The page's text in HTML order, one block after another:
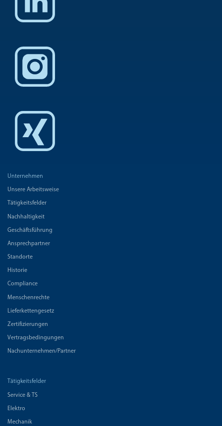
Unternehmen
Unsere Arbeitsweise
Tätigkeitsfelder
Nachhaltigkeit
Geschäftsführung
Ansprechpartner
Standorte
Historie
Compliance
Menschenrechte
Lieferkettengesetz
Zertifizierungen
Vertragsbedingungen
Nachunternehmen/Partner
Tätigkeitsfelder
Service & TS
Elektro
Mechanik